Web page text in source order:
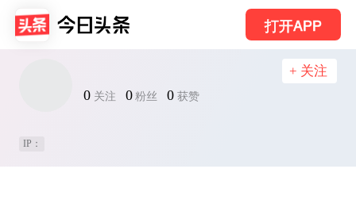
打开APP
0 关注 0 粉丝 0 获赞
+ 关注
IP：